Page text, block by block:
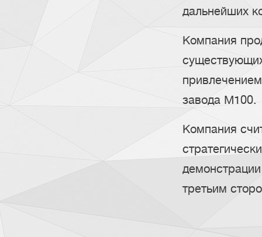
дальнейших
Компания
завода M100.
Компания
третьим